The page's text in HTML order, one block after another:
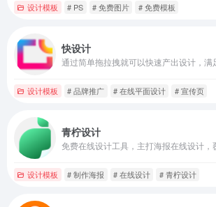
设计模板 # PS # 免费图片 # 免费模板
快设计
设计模板 # 品牌推广 # 在线平面设计 # 宣传页
青柠设计
设计模板 # 制作海报 # 在线设计 # 青柠设计